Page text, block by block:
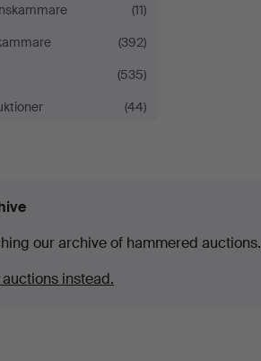
(11)
(392)
(535)
(44)
our archive of hammered auctions.
instead.